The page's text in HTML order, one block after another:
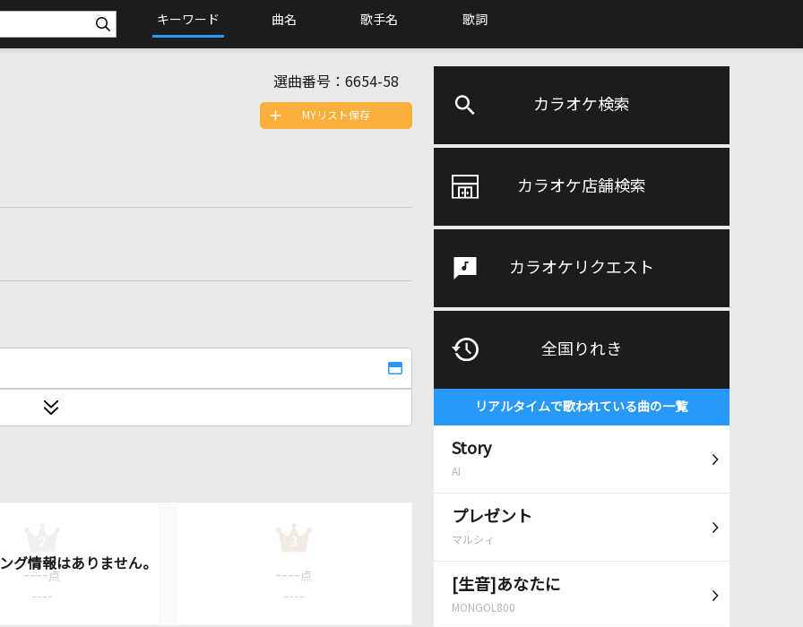
キーワード 曲名 歌手名 歌詞
カラオケ検索
カラオケ店舗検索
カラオケリクエスト
全国りれき
リアルタイムで歌われている曲の一覧
Story
AI
プレゼント
マルシィ
[生音]あなたに
MONGOL800
選曲番号： 6654-58
MYリスト保存
---- 点
----
3
---- 点
----